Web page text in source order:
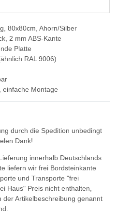
80x80cm, Ahorn/Silber
2 mm ABS-Kante
Platte
RAL 9006)
einfache Montage
durch die Spedition unbedingt
Dank!
innerhalb Deutschlands
liefern wir frei Bordsteinkante
und Transporte "frei
Haus" Preis nicht enthalten,
Artikelbeschreibung genannt